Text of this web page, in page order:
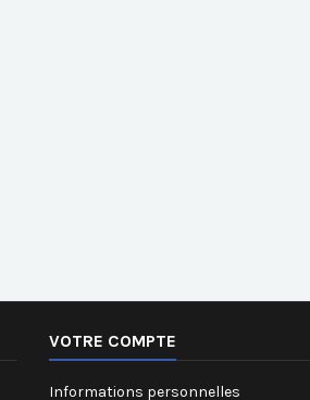
VOTRE COMPTE
Informations personnelles